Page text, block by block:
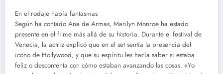
En el rodaje había fantasmas
Según ha contado Ana de Armas, Marilyn Monroe ha estado
presente en el filme más allá de su historia. Durante el festival de
Venecia, la actriz explicó que en el set sentía la presencia del
icono de Hollywood, y que su espíritu les hacía saber si estaba
feliz o descontenta con cómo estaban avanzando las cosas. «Yo